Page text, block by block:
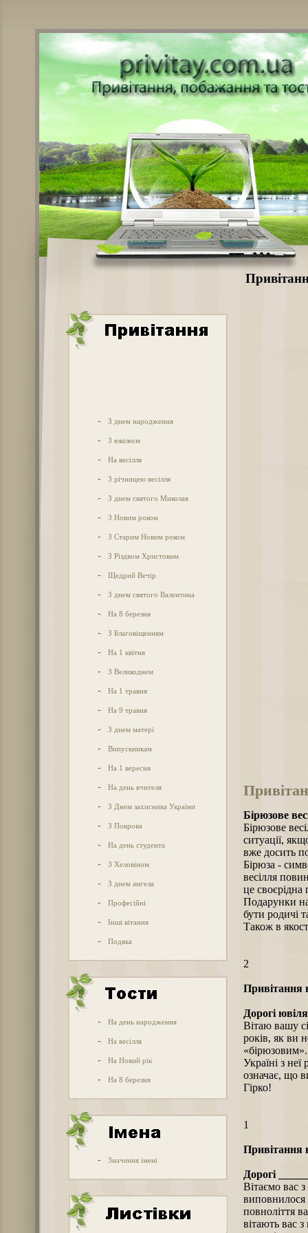
- З днем народження
- З ювілеєм
- На весілля
- З річницею весілля
- З днем святого Миколая
- З Новим роком
- З Старим Новим роком
- З Різдвом Христовим
- Щедрий Вечір
- З днем святого Валентина
- На 8 березня
- З Благовіщенням
- На 1 квітня
- З Великоднем
- На 1 травня
- На 9 травня
- З днем матері
- Випускникам
- На 1 вересня
- На день вчителя
- З Днем захисника України
- З Покрова
- На день студента
- З Хеловіном
- З днем ангела
- Професійні
- Інші вітання
- Подяка
- На день народження
- На весілля
- На Новий рік
- На 8 березня
- Значення імені
Бірюзове
Бірюзове
ситуації,
вже досить
Бірюза -
весілля
це своєрідна
Подарунки
бути родичі
Також в
2
Привітання
Дорогі
Вітаю вашу
років, як ви
Україні з
означає, що
Гірко!
1
Привітання
Дорогі
Вітаємо вас
виповнилося
повноліття
вітають вас